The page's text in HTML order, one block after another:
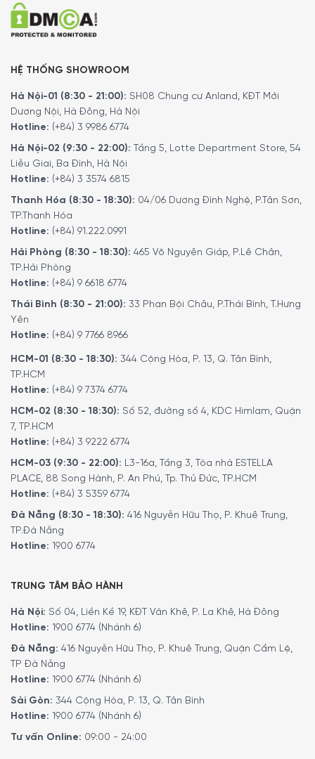
Chất lượng cao cấp, nấu ăn ngon và dễ dàng vệ sinh.”
ChịLê Hằng:“Chảo WMF Pfannen 24cm 0790346991 rất
chảo chị không cần phải rửa tay luôn.”
So sánh với các sản phẩm khác
Chảo Inox WMF
0790346991
Fivestar
Thương hiệu WMF
Chất liệu
Thép không gỉ
Hình dạng bề
mặt chảo
Chất liệu tay
Inox Nhựa Bakelite
Kích thước
Chiều cao: 6cm
Chiều cao: 6cm
Giới thiệu thương hiệu WMF
WMF là thương hiệu đồ gia dụng cao cấp đến từ Đức,
em nhà Schweizer. Ban đầu, WMF chỉ là một xưởng sửa
chữa kim loại, nhưng với sự nỗ lực và sáng tạo, họ đã
nhanh chóng phát triển thành nhà sản xuất hàng đầu về
đồ gia dụng bằng kim loại.
Hướng dẫn sử dụng
HỆ THỐNG SHOWROOM
Hà Nội-01 (8:30 - 21:00): SH08 Chung cư Anland, KĐT Mới
Dương Nội, Hà Đông, Hà Nội
Hotline: (+84) 3 9986 6774
Hà Nội-02 (9:30 - 22:00): Tầng 5, Lotte Department Store, 54
Liễu Giai, Ba Đình, Hà Nội
Hotline: (+84) 3 3574 6815
Thanh Hóa (8:30 - 18:30): 04/06 Dương Đình Nghệ, P.Tân Sơn,
TP.Thanh Hóa
Hotline: (+84) 91.222.0991
Hải Phòng (8:30 - 18:30): 465 Võ Nguyên Giáp, P.Lê Chân,
TP.Hải Phòng
Hotline: (+84) 9 6618 6774
Thái Bình (8:30 - 21:00): 33 Phan Bội Châu, P.Thái Bình, T.Hưng
Yên
Hotline: (+84) 9 7766 8966
HCM-01 (8:30 - 18:30): 344 Cộng Hòa, P. 13, Q. Tân Bình,
TP.HCM
Hotline: (+84) 9 7374 6774
HCM-02 (8:30 - 18:30): Số 52, đường số 4, KDC Himlam, Quận
7, TP.HCM
Hotline: (+84) 3 9222 6774
HCM-03 (9:30 - 22:00): L3-16a, Tầng 3, Tòa nhà ESTELLA
PLACE, 88 Song Hành, P. An Phú, Tp. Thủ Đức, TP.HCM
Hotline: (+84) 3 5359 6774
Đà Nẵng (8:30 - 18:30): 416 Nguyễn Hữu Thọ, P. Khuê Trung,
TP.Đà Nẵng
Hotline: 1900 6774
TRUNG TÂM BẢO HÀNH
Hà Nội: Số 04, Liền Kề 19, KĐT Văn Khê, P. La Khê, Hà Đông
Hotline: 1900 6774 (Nhánh 6)
Đà Nẵng: 416 Nguyễn Hữu Thọ, P. Khuê Trung, Quận Cẩm Lệ,
TP Đà Nẵng
Hotline: 1900 6774 (Nhánh 6)
Sài Gòn: 344 Cộng Hòa, P. 13, Q. Tân Bình
Hotline: 1900 6774 (Nhánh 6)
Tư vấn Online: 09:00 - 24:00